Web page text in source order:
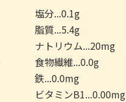
塩分...0.1g
脂質...5.4g
ナトリウム...20mg
食物繊維...0.0g
鉄...0.0mg
ビタミンB1...0.00mg